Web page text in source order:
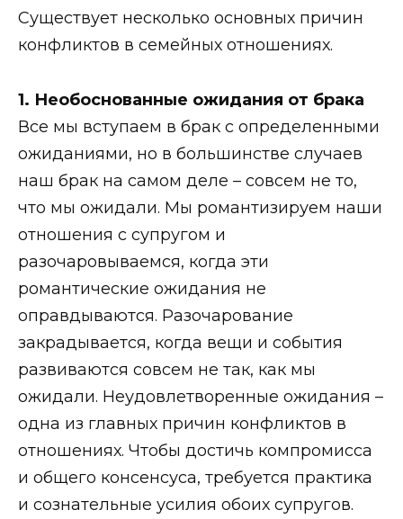
Существует несколько основных причин
конфликтов в семейных отношениях.
1. Необоснованные ожидания от брака
Все мы вступаем в брак с определенными
ожиданиями, но в большинстве случаев
наш брак на самом деле – совсем не то,
что мы ожидали. Мы романтизируем наши
отношения с супругом и
разочаровываемся, когда эти
романтические ожидания не
оправдываются. Разочарование
закрадывается, когда вещи и события
развиваются совсем не так, как мы
ожидали. Неудовлетворенные ожидания –
одна из главных причин конфликтов в
отношениях. Чтобы достичь компромисса
и общего консенсуса, требуется практика
и сознательные усилия обоих супругов.